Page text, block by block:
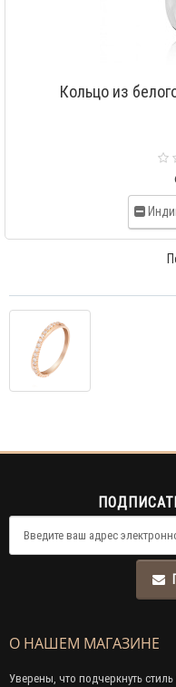
Кольцо из
О НАШЕМ МАГАЗИНЕ
Уверены, что подчеркнуть